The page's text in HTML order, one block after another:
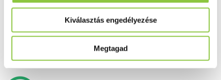
Kiválasztás engedélyezése
Megtagad
Egykomponensű készítmények
Calcarea sulfurica 4 g - hígítás
C9